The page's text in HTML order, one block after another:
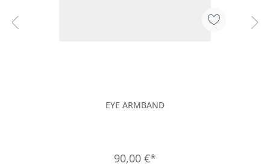
EYE ARMBAND
90,00 €*